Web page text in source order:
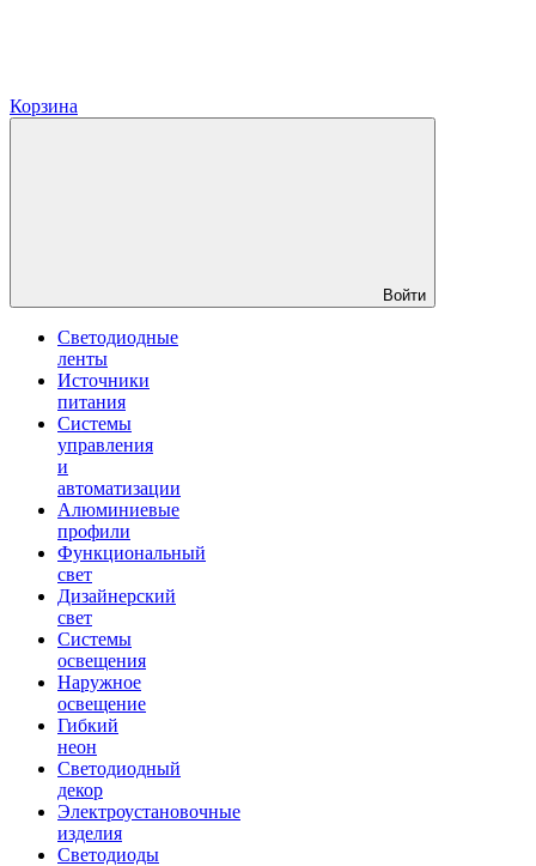
Корзина
Войти
Светодиодные
ленты
Источники
питания
Системы
управления
и
автоматизации
Алюминиевые
профили
Функциональный
свет
Дизайнерский
свет
Системы
освещения
Наружное
освещение
Гибкий
неон
Светодиодный
декор
Электроустановочные
изделия
Светодиоды